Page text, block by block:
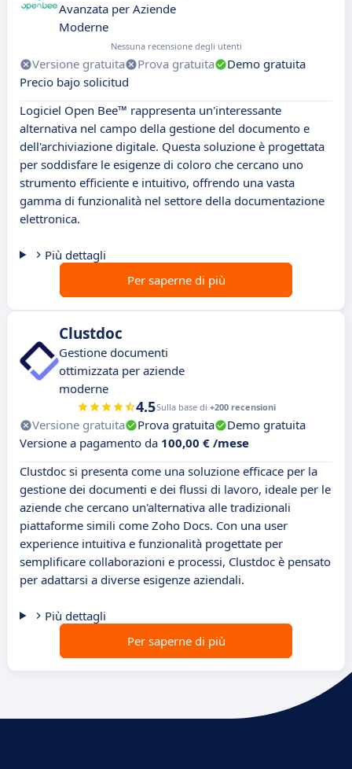
Avanzata per Aziende
Moderne
Nessuna recensione degli utenti
Versione gratuita Prova gratuita
Demo gratuita
Precio bajo solicitud
Logiciel Open Bee™ rappresenta un'interessante
alternativa nel campo della gestione del documento e
dell'archiviazione digitale. Questa soluzione è progettata
per soddisfare le esigenze di coloro che cercano uno
strumento efficiente e intuitivo, offrendo una vasta
gamma di funzionalità nel settore della documentazione
elettronica.
Più dettagli
Per saperne di più
Clustdoc
Gestione documenti
ottimizzata per aziende
moderne
4.5Sulla base di +200 recensioni
Versione gratuita Prova gratuita
Demo gratuita
Versione a pagamento da 100,00 € /mese
Clustdoc si presenta come una soluzione efficace per la
gestione dei documenti e dei flussi di lavoro, ideale per le
aziende che cercano un'alternativa alle tradizionali
piattaforme simili come Zoho Docs. Con una user
experience intuitiva e funzionalità progettate per
semplificare collaborazioni e processi, Clustdoc è pensato
per adattarsi a diverse esigenze aziendali.
Più dettagli
Per saperne di più